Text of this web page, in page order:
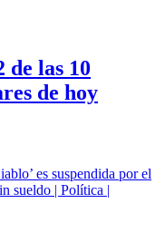
de las 10
de hoy